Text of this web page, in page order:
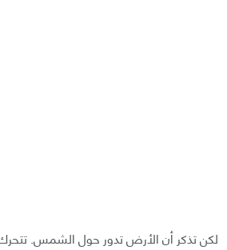
لكن تذكر أن الأرض تدور حول الشمس.